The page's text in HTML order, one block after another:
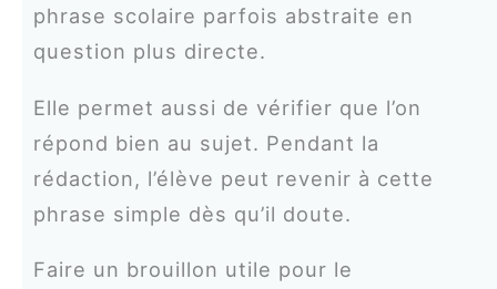
phrase scolaire parfois abstraite en
question plus directe.
Elle permet aussi de vérifier que l’on
répond bien au sujet. Pendant la
rédaction, l’élève peut revenir à cette
phrase simple dès qu’il doute.
Faire un brouillon utile pour le